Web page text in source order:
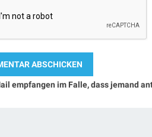
empfangen im Falle, dass jemand